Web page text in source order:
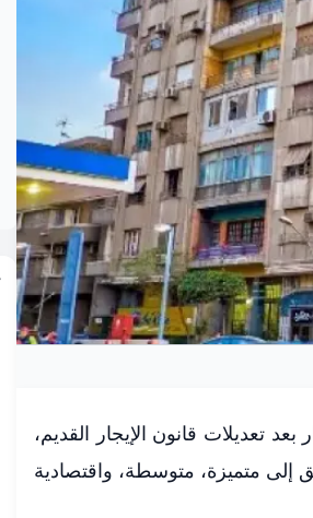
تعديلات قانون الإيجار القديم،
إلى متميزة، متوسطة، واقتصادية